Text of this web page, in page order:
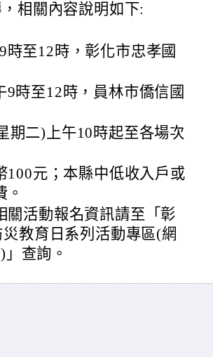
相關內容說明如下:
至12時，彰化市忠孝國
時至12時，員林市僑信國
期二)上午10時起至各場次
100元；本縣中低收入戶或
關活動報名資訊請至「彰
教育日系列活動專區(網
查詢。